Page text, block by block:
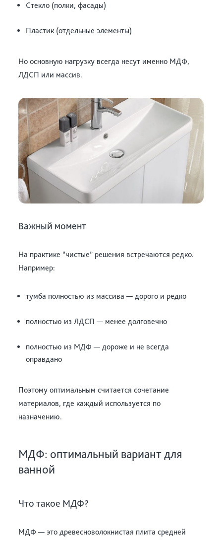
Стекло (полки, фасады)
Пластик (отдельные элементы)
Но основную нагрузку всегда несут именно МДФ,
ЛДСП или массив.
Важный момент
На практике “чистые” решения встречаются редко.
Например:
тумба полностью из массива — дорого и редко
полностью из ЛДСП — менее долговечно
полностью из МДФ — дороже и не всегда
оправдано
Поэтому оптимальным считается сочетание
материалов, где каждый используется по
назначению.
МДФ: оптимальный вариант для
ванной
Что такое МДФ?
МДФ — это древесноволокнистая плита средней